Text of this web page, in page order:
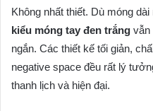
Không nhất thiết. Dù móng
kiểu móng tay đen trắng vẫn
ngắn. Các thiết kế tối giản,
negative space đều rất lý
thanh lịch và hiện đại.